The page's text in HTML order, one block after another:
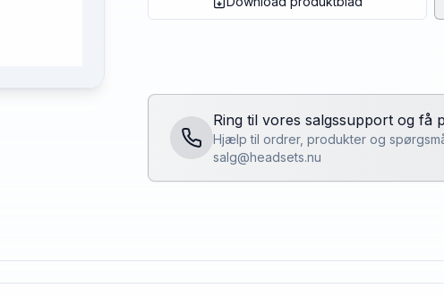
Ring til vores salgssupport og få
Hjælp til ordrer, produkter og
salg@headsets.nu